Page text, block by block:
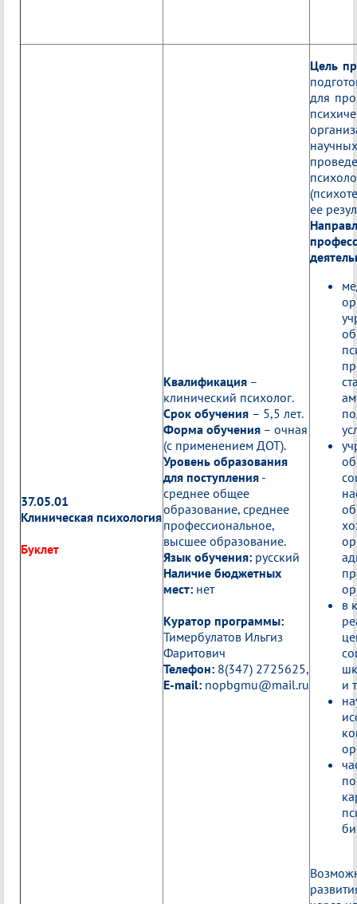
37.05.01
Клиническая психология
Буклет
Квалификация –
клинический психолог.
Срок обучения – 5,5 лет.
Форма обучения – очная
(с применением ДОТ).
Уровень образования
для поступления -
среднее общее
образование, среднее
профессиональное,
высшее образование.
Язык обучения: русский
Наличие бюджетных
мест: нет
Куратор программы:
Тимербулатов Ильгиз
Фаритович
Телефон: 8(347) 2725625,
E-mail: nopbgmu@mail.ru
Цель
для
ее
в
и